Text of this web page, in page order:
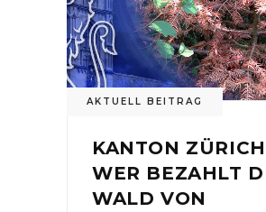
AKTUELL BEITRAG
KANTON
WER BEZAHLT
WALD VON